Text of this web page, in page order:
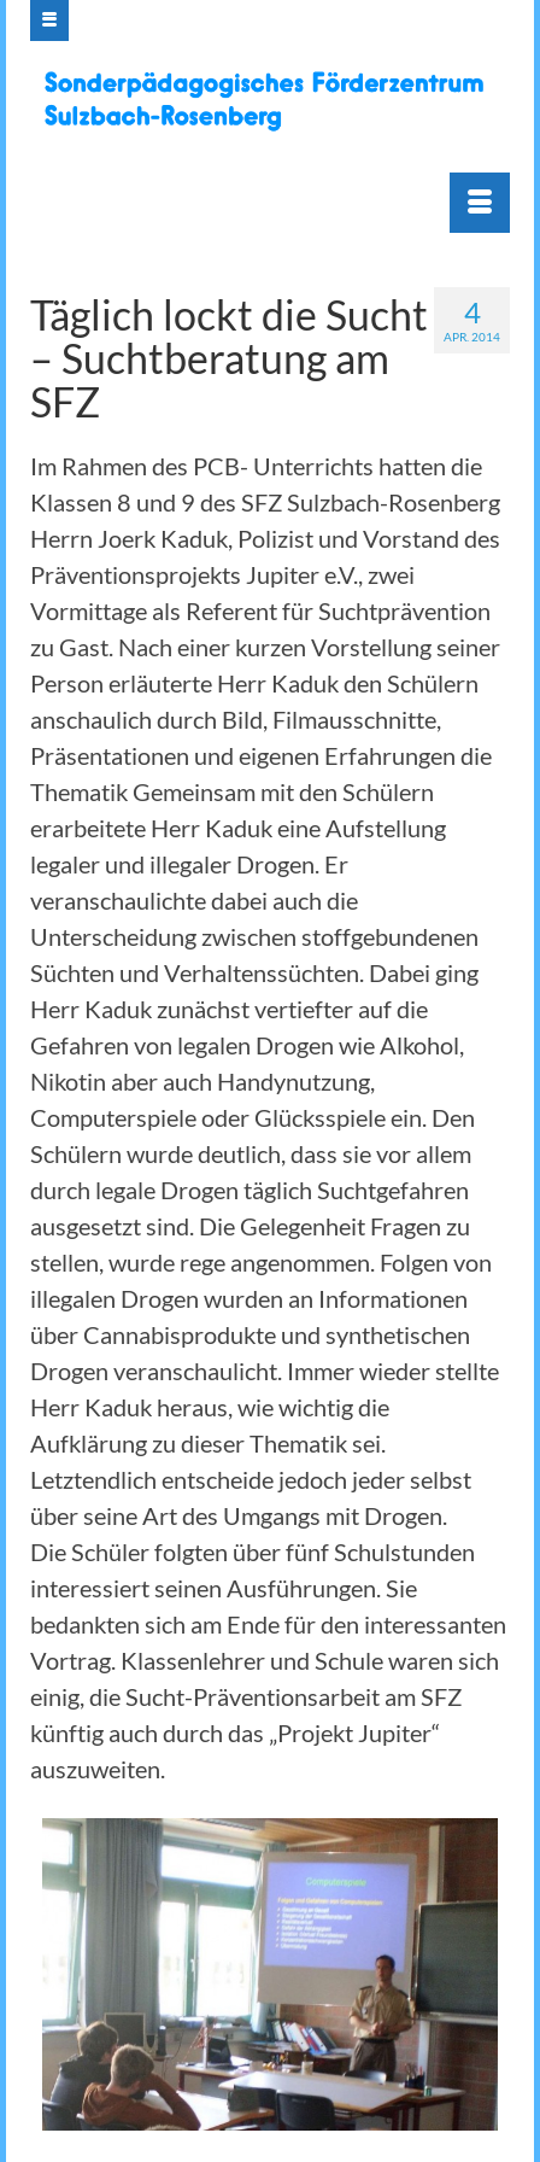
4
APR. 2014
Täglich lockt die Sucht
– Suchtberatung am
SFZ
Im Rahmen des PCB- Unterrichts hatten die
Klassen 8 und 9 des SFZ Sulzbach-Rosenberg
Herrn Joerk Kaduk, Polizist und Vorstand des
Präventionsprojekts Jupiter e.V., zwei
Vormittage als Referent für Suchtprävention
zu Gast. Nach einer kurzen Vorstellung seiner
Person erläuterte Herr Kaduk den Schülern
anschaulich durch Bild, Filmausschnitte,
Präsentationen und eigenen Erfahrungen die
Thematik Gemeinsam mit den Schülern
erarbeitete Herr Kaduk eine Aufstellung
legaler und illegaler Drogen. Er
veranschaulichte dabei auch die
Unterscheidung zwischen stoffgebundenen
Süchten und Verhaltenssüchten. Dabei ging
Herr Kaduk zunächst vertiefter auf die
Gefahren von legalen Drogen wie Alkohol,
Nikotin aber auch Handynutzung,
Computerspiele oder Glücksspiele ein. Den
Schülern wurde deutlich, dass sie vor allem
durch legale Drogen täglich Suchtgefahren
ausgesetzt sind. Die Gelegenheit Fragen zu
stellen, wurde rege angenommen. Folgen von
illegalen Drogen wurden an Informationen
über Cannabisprodukte und synthetischen
Drogen veranschaulicht. Immer wieder stellte
Herr Kaduk heraus, wie wichtig die
Aufklärung zu dieser Thematik sei.
Letztendlich entscheide jedoch jeder selbst
über seine Art des Umgangs mit Drogen.
Die Schüler folgten über fünf Schulstunden
interessiert seinen Ausführungen. Sie
bedankten sich am Ende für den interessanten
Vortrag. Klassenlehrer und Schule waren sich
einig, die Sucht-Präventionsarbeit am SFZ
künftig auch durch das „Projekt Jupiter“
auszuweiten.